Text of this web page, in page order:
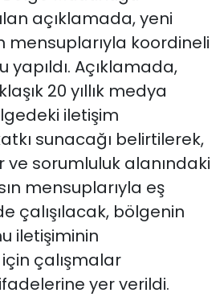
açıklamada, yeni
mensuplarıyla koordineli
yapıldı. Açıklamada,
20 yıllık medya
iletişim
sunacağı belirtilerek,
ve sorumluluk alanındaki
mensuplarıyla eş
çalışılacak, bölgenin
iletişiminin
çalışmalar
yer verildi.